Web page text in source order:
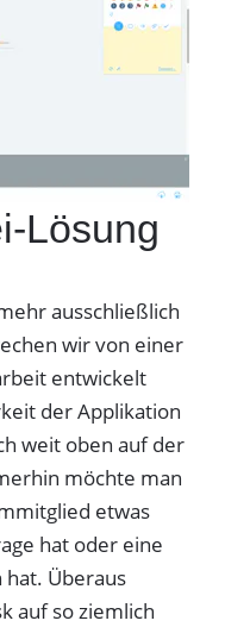
Lösung
ausschließlich
wir von einer
entwickelt
der Applikation
weit oben auf der
möchte man
etwas
hat oder eine
hat. Überaus
auf so ziemlich